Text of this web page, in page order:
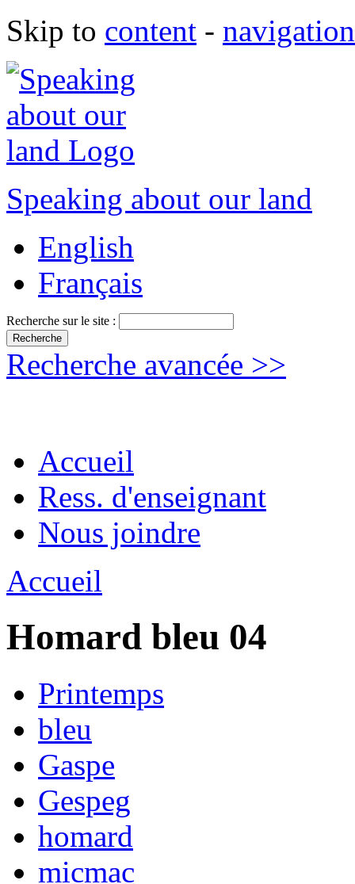
Skip to content - navigation
Speaking about our land
English
Français
Recherche sur le site :
Recherche avancée >>
Accueil
Ress. d'enseignant
Nous joindre
Accueil
Homard bleu 04
Printemps
bleu
Gaspe
Gespeg
homard
micmac